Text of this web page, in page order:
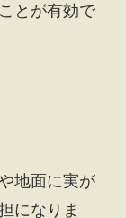
とが有効で
地面に実が
になりま